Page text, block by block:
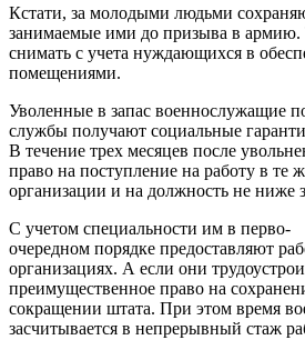
Кстати, за молодыми людьми
занимаемые ими до призыва в армию.
снимать с учета нуждающихся в
помещениями.
Уволенные в запас военнослужащие
службы получают социальные
В течение трех месяцев после
право на поступление на работу в те
организации и на должность не ниже
С учетом специальности им в перво-
очередном порядке предоставляют
организациях. А если они
преимущественное право на
сокращении штата. При этом время
засчитывается в непрерывный стаж